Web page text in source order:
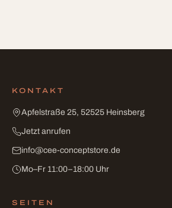
KONTAKT
Apfelstraße 25, 52525 Heinsberg
Jetzt anrufen
info@cee-conceptstore.de
Mo–Fr 11:00–18:00 Uhr
SEITEN